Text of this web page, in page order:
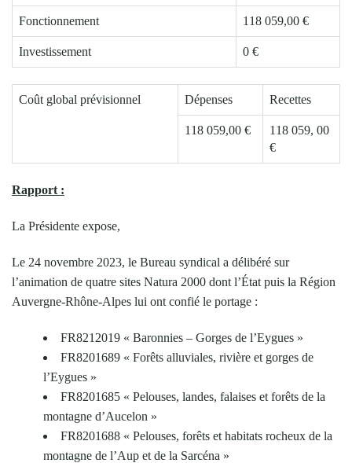
Fonctionnement 118 059,00 €
Investissement 0 €
Coût global prévisionnel Dépenses Recettes
118 059,00 €
118 059, 00
€
Rapport :
La Présidente expose,
Le 24 novembre 2023, le Bureau syndical a délibéré sur
l’animation de quatre sites Natura 2000 dont l’État puis la Région
Auvergne-Rhône-Alpes lui ont confié le portage :
FR8212019 « Baronnies – Gorges de l’Eygues »
FR8201689 « Forêts alluviales, rivière et gorges de
l’Eygues »
FR8201685 « Pelouses, landes, falaises et forêts de la
montagne d’Aucelon »
FR8201688 « Pelouses, forêts et habitats rocheux de la
montagne de l’Aup et de la Sarcéna »